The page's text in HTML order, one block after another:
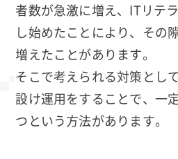
者数が急激に増え、ITリテ
し始めたことにより、その
増えたことがあります。
そこで考えられる対策とし
設け運用をすることで、一
つという方法があります。